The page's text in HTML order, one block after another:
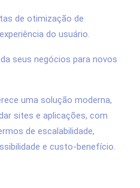
de otimização de
do usuário.
seus negócios para novos
uma solução moderna,
sites e aplicações, com
de escalabilidade,
e custo-benefício.